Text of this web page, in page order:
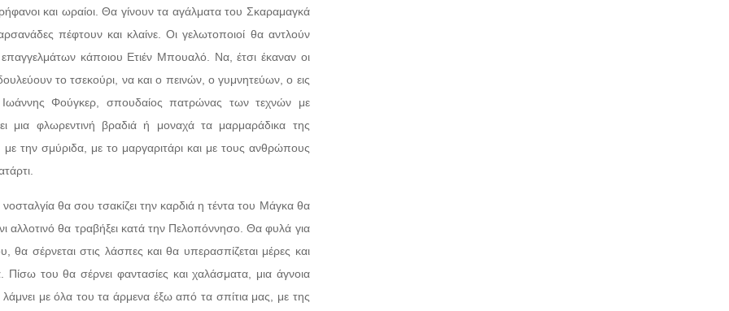
και ωραίοι. Θα γίνουν τα αγάλματα του Σκαραμαγκά
πέφτουν και κλαίνε. Οι γελωτοποιοί θα αντλούν
κάποιου Ετιέν Μπουαλό. Να, έτσι έκαναν οι
το τσεκούρι, να και ο πεινών, ο γυμνητεύων, ο εις
Φούγκερ, σπουδαίος πατρώνας των τεχνών με
μια φλωρεντινή βραδιά ή μοναχά τα μαρμαράδικα της
την σμύριδα, με το μαργαριτάρι και με τους ανθρώπους
θα σου τσακίζει την καρδιά η τέντα του Μάγκα θα
αλλοτινό θα τραβήξει κατά την Πελοπόννησο. Θα φυλά για
σέρνεται στις λάσπες και θα υπερασπίζεται μέρες και
Πίσω του θα σέρνει φαντασίες και χαλάσματα, μια άγνοια
με όλα του τα άρμενα έξω από τα σπίτια μας, με της